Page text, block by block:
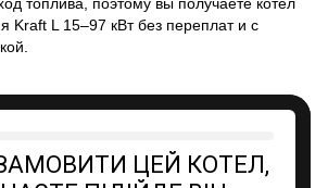
топлива, поэтому вы получаете котёл
Kraft L 15–97 кВт без переплат и с